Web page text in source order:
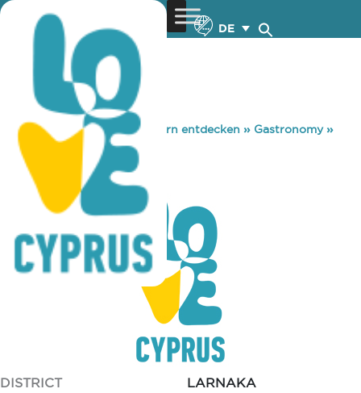
DE
You are here: Home »Zypern entdecken » Gastronomy»
COFFEE HOUSE
COFFEE HOUSE
DISTRICT
LARNAKA